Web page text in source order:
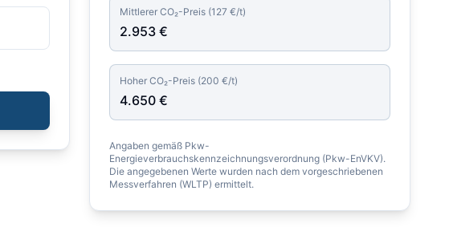
Mittlerer CO₂-Preis (127 €/t)
2.953 €
Hoher CO₂-Preis (200 €/t)
4.650 €
Angaben gemäß Pkw-
Energieverbrauchskennzeichnungsverordnung (Pkw-EnVKV).
Die angegebenen Werte wurden nach dem vorgeschriebenen
Messverfahren (WLTP) ermittelt.